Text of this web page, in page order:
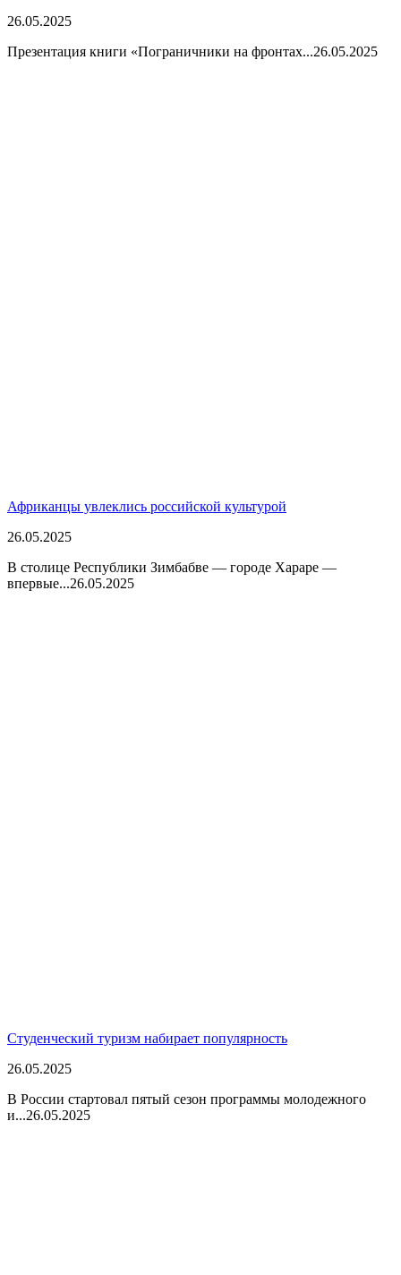
26.05.2025
Презентация книги «Пограничники на фронтах...26.05.2025
Африканцы увлеклись российской культурой
26.05.2025
В столице Республики Зимбабве — городе Хараре —
впервые...26.05.2025
Студенческий туризм набирает популярность
26.05.2025
В России стартовал пятый сезон программы молодежного
и...26.05.2025